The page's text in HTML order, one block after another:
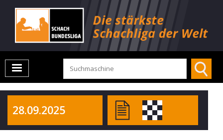
28.09.2025